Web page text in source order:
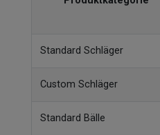
Standard Schläger
Custom Schläger
Standard Bälle